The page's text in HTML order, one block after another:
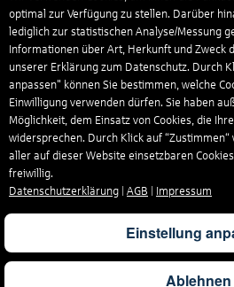
optimal zur Verfügung zu stellen. Darüber
lediglich zur statistischen Analyse/Messung
Informationen über Art, Herkunft und Zweck
unserer Erklärung zum Datenschutz. Durch
anpassen" können Sie bestimmen, welche
Einwilligung verwenden dürfen. Sie haben
Möglichkeit, dem Einsatz von Cookies, die
widersprechen. Durch Klick auf
aller auf dieser Website einsetzbaren
freiwillig.
Datenschutzerklärung
AGB Impressum
Einstellung
Ablehnen